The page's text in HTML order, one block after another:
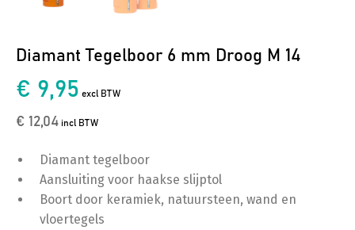
Diamant Tegelboor 6 mm Droog M 14
€ 9,95 excl BTW
€ 12,04 incl BTW
Diamant tegelboor
Aansluiting voor haakse slijptol
Boort door keramiek, natuursteen, wand en
vloertegels